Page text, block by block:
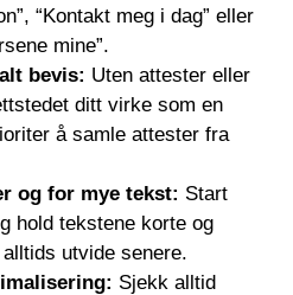
“Kontakt meg i dag” eller
mine”.
bevis: Uten attester eller
ditt virke som en
å samle attester fra
og for mye tekst: Start
hold tekstene korte og
utvide senere.
Sjekk alltid